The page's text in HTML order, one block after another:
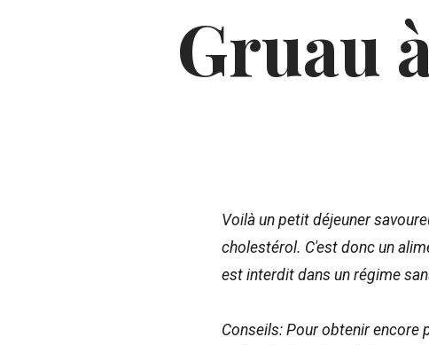
Gruau
Voilà un petit déjeuner
cholestérol. C'est donc un
est interdit dans un régime
Conseils: Pour obtenir encore